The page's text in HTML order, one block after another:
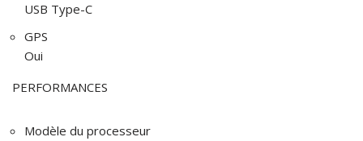
USB Type-C
GPS
Oui
PERFORMANCES
Modèle du processeur